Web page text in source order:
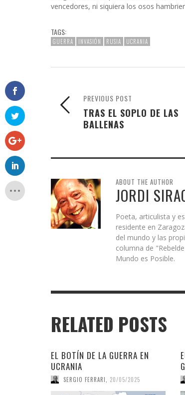
vencedores, ni siquiera los osos
TAGS:
GUERRA INVASIÓN RUSIA UCRANIA
PREVIOUS POST
TRAS EL SOPLO DE LAS
BALLENAS
ABOUT THE AUTHOR
JORDI
Poeta, articulista y
residente en
del mundo y las
columna de
Mundo es Posible.
RELATED POSTS
EL BOTÍN DE LA GUERRA EN
UCRANIA
SERGIO FERRARI 20/05/2025